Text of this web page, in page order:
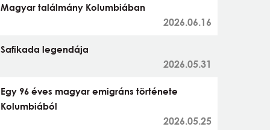
Magyar találmány Kolumbiában
2026.06.16
Safikada legendája
2026.05.31
Egy 96 éves magyar emigráns története
Kolumbiából
2026.05.25